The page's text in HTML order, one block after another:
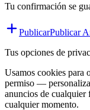
Tu confirmación se
PublicarPublicar
Tus opciones de
Usamos cookies
permiso —
anuncios de cualquier
cualquier momento.